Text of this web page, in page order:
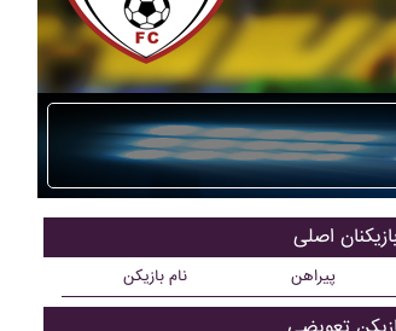
نام بازیکن پیراهن